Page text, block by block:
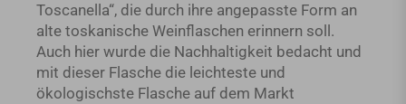
Toscanella“, die durch ihre angepasste Form an
alte toskanische Weinflaschen erinnern soll.
Auch hier wurde die Nachhaltigkeit bedacht und
mit dieser Flasche die leichteste und
ökologischste Flasche auf dem Markt